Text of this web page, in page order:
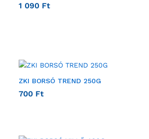
1 090 Ft
ZKI BORSÓ TREND 250G
700 Ft